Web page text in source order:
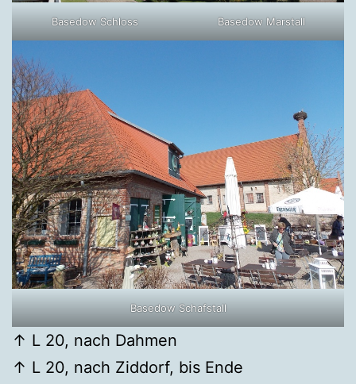
Basedow Schloss Basedow Marstall
Basedow Schafstall
↑ L 20, nach Dahmen
↑ L 20, nach Ziddorf, bis Ende